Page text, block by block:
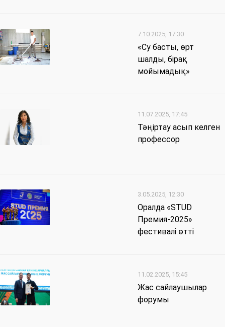
7.10.2025, 17:30
«Су басты, өрт
шалды, бірақ
мойымадық»
11.07.2025, 17:45
Тәңіртау асып келген
профессор
3.05.2025, 12:30
Оралда «STUD
Премия-2025»
фестивалі өтті
11.02.2025, 15:45
Жас сайлаушылар
форумы